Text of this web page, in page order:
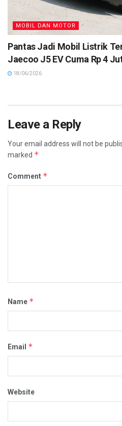
MOBIL DAN MOTOR
Pantas Jadi Mobil Listrik
Jaecoo J5 EV Cuma Rp 4
18/06/2026
Leave a Reply
Your email address will not be
marked *
Comment *
Name *
Email *
Website